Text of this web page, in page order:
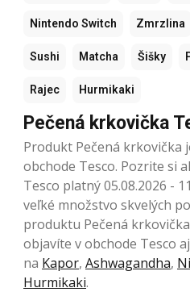
Nintendo Switch Zmrzlina
Sushi Matcha Šišky
Rajec Hurmikaki
Pečená krkovička
Produkt Pečená krkovička
obchode Tesco. Pozrite si
Tesco platný 05.08.2026 -
veľké množstvo skvelých
produktu Pečená
objavíte v obchode Tesco
na Kapor, Ashwagandha,
Hurmikaki.